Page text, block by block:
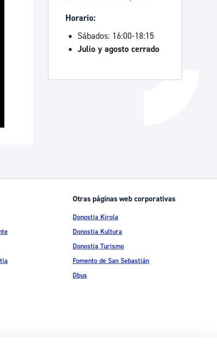
Horario:
Sábados: 16:00-18:15
Julio y agosto cerrado
Otras páginas web corporativas
Donostia Kirola
Donostia Kultura
Donostia Turismo
Fomento de San Sebastián
Dbus